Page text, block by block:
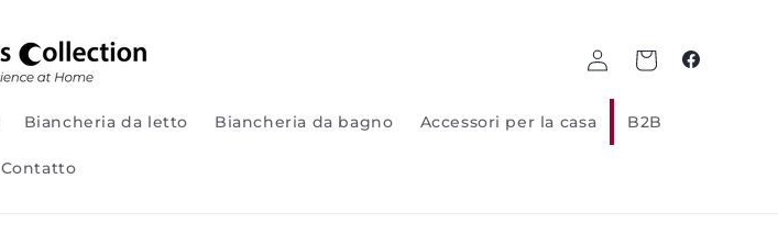
Biancheria da letto Biancheria da bagno Accessori per la casa B2B
Contatto
Log
in
Carrello
Facebook